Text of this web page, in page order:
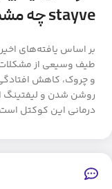
stayve چه مشکلاتی را درمان می‌کند؟
بر اساس یافته‌های
طیف وسیعی از مشکلات
و چروک، کاهش
روشن شدن و لیفتینگ
درمانی این کوکتل